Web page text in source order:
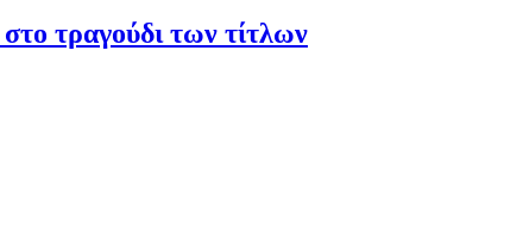
τραγούδι των τίτλων